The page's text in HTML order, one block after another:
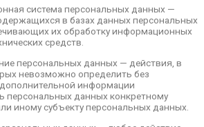
система персональных данных —
в базах данных персональных
их обработку информационных
средств.
персональных данных — действия, в
невозможно определить без
информации
персональных данных конкретному
иному субъекту персональных данных.
включая сбор, запись,
накопление, хранение,
изменение), извлечение,
(распространение,
обезличивание,
уничтожение
лицо,
веб-сайта